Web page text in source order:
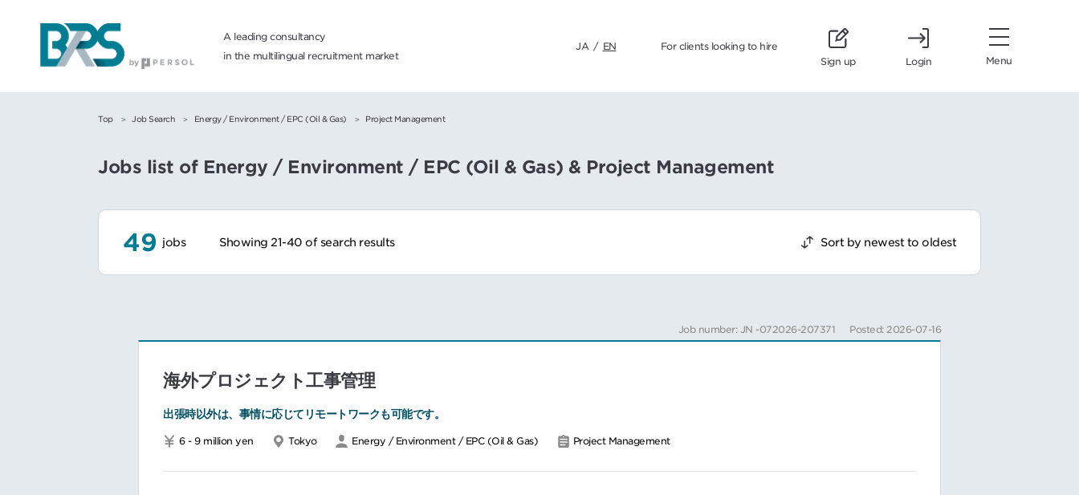
A leading consultancy
in the multilingual recruitment market
JA / EN
For clients looking to hire
Sign up
Login Menu
Top Job Search Energy / Environment / EPC (Oil & Gas) Project Management
Jobs list of Energy / Environment / EPC (Oil & Gas) & Project Management
49 jobs Showing 21-40 of search results Sort by newest to oldest
Job number: JN -072026-207371 Posted: 2026-07-16
海外プロジェクト工事管理
出張時以外は、事情に応じてリモートワークも可能です。
6 - 9 million yen Tokyo Energy / Environment / EPC (Oil & Gas) Project Management